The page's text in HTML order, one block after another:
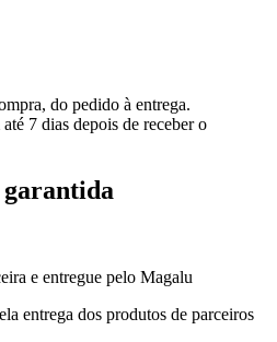
do pedido à entrega.
até 7 dias depois de receber o
e entregue pelo Magalu
entrega dos produtos de parceiros